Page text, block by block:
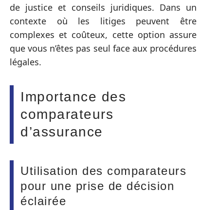
de justice et conseils juridiques. Dans un
contexte où les litiges peuvent être
complexes et coûteux, cette option assure
que vous n’êtes pas seul face aux procédures
légales.
Importance des
comparateurs
d’assurance
Utilisation des comparateurs
pour une prise de décision
éclairée